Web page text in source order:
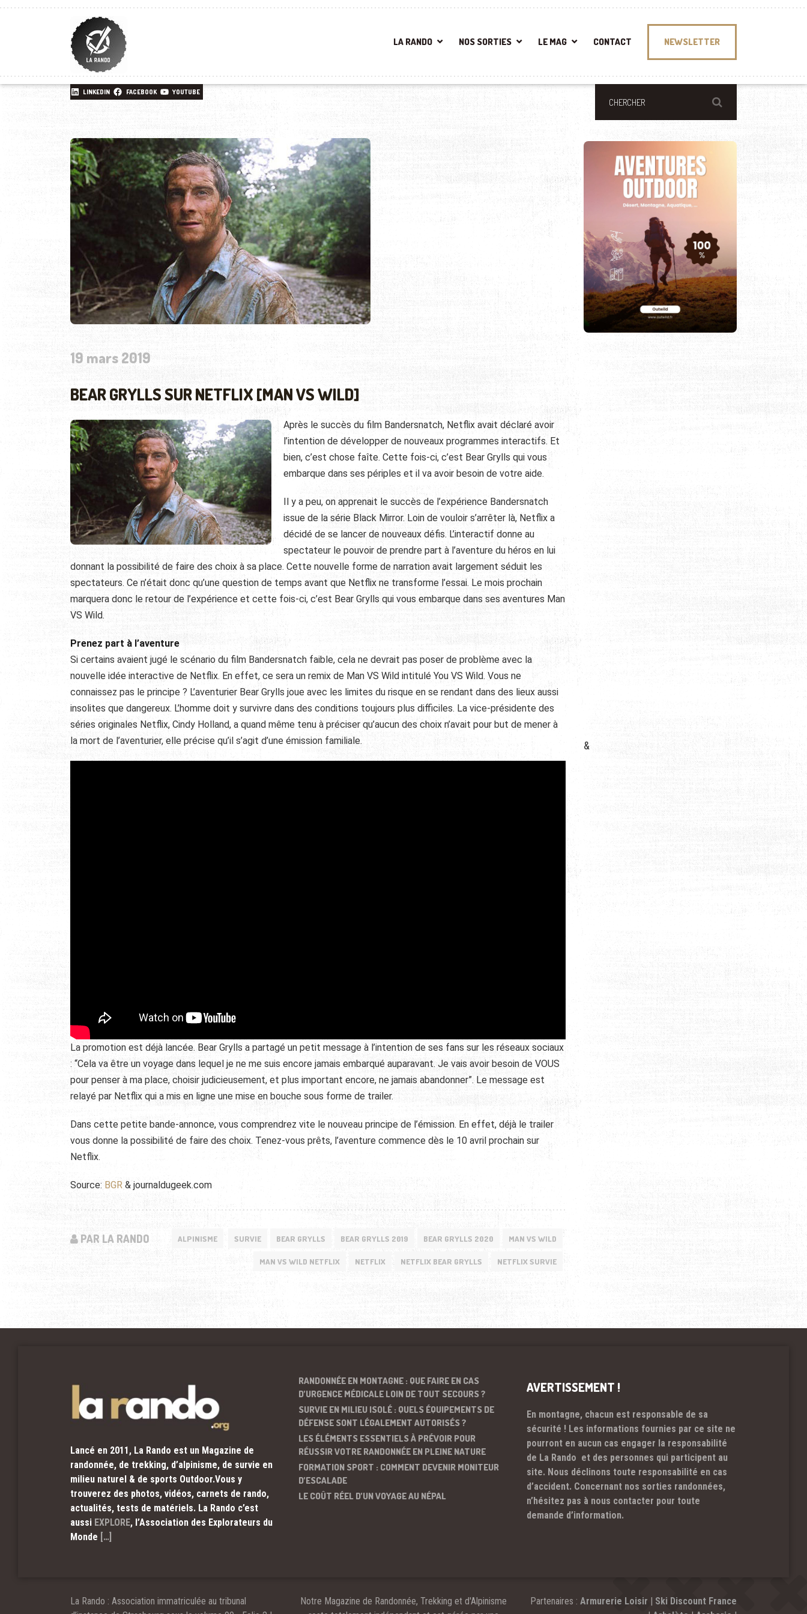
LA RANDO NOS SORTIES LE MAG CONTACT NEWSLETTER
LINKEDIN FACEBOOK YOUTUBE
19 mars 2019
BEAR GRYLLS SUR NETFLIX [MAN VS WILD]
Après le succès du film Bandersnatch, Netflix avait déclaré avoir
l’intention de développer de nouveaux programmes interactifs. Et
bien, c’est chose faîte. Cette fois-ci, c’est Bear Grylls qui vous
embarque dans ses périples et il va avoir besoin de votre aide.
Il y a peu, on apprenait le succès de l’expérience Bandersnatch
issue de la série Black Mirror. Loin de vouloir s’arrêter là, Netflix a
décidé de se lancer de nouveaux défis. L’interactif donne au
spectateur le pouvoir de prendre part à l’aventure du héros en lui
donnant la possibilité de faire des choix à sa place. Cette nouvelle forme de narration avait largement séduit les
spectateurs. Ce n’était donc qu’une question de temps avant que Netflix ne transforme l’essai. Le mois prochain
marquera donc le retour de l’expérience et cette fois-ci, c’est Bear Grylls qui vous embarque dans ses aventures Man
VS Wild.
Prenez part à l’aventure
Si certains avaient jugé le scénario du film Bandersnatch faible, cela ne devrait pas poser de problème avec la
nouvelle idée interactive de Netflix. En effet, ce sera un remix de Man VS Wild intitulé You VS Wild. Vous ne
connaissez pas le principe ? L’aventurier Bear Grylls joue avec les limites du risque en se rendant dans des lieux aussi
insolites que dangereux. L’homme doit y survivre dans des conditions toujours plus difficiles. La vice-présidente des
séries originales Netflix, Cindy Holland, a quand même tenu à préciser qu’aucun des choix n’avait pour but de mener à
la mort de l’aventurier, elle précise qu’il s’agit d’une émission familiale.
La promotion est déjà lancée. Bear Grylls a partagé un petit message à l’intention de ses fans sur les réseaux sociaux
: “Cela va être un voyage dans lequel je ne me suis encore jamais embarqué auparavant. Je vais avoir besoin de VOUS
pour penser à ma place, choisir judicieusement, et plus important encore, ne jamais abandonner”. Le message est
relayé par Netflix qui a mis en ligne une mise en bouche sous forme de trailer.
Dans cette petite bande-annonce, vous comprendrez vite le nouveau principe de l’émission. En effet, déjà le trailer
vous donne la possibilité de faire des choix. Tenez-vous prêts, l’aventure commence dès le 10 avril prochain sur
Netflix.
Source: BGR & journaldugeek.com
PAR LA RANDO ALPINISME SURVIE BEAR GRYLLS BEAR GRYLLS 2019 BEAR GRYLLS 2020 MAN VS WILD
MAN VS WILD NETFLIX NETFLIX NETFLIX BEAR GRYLLS NETFLIX SURVIE
&
Lancé en 2011, La Rando est un Magazine de
randonnée, de trekking, d’alpinisme, de survie en
milieu naturel & de sports Outdoor.Vous y
trouverez des photos, vidéos, carnets de rando,
actualités, tests de matériels. La Rando c’est
aussi EXPLORE, l’Association des Explorateurs du
Monde […]
RANDONNÉE EN MONTAGNE : QUE FAIRE EN CAS
D’URGENCE MÉDICALE LOIN DE TOUT SECOURS ?
SURVIE EN MILIEU ISOLÉ : QUELS ÉQUIPEMENTS DE
DÉFENSE SONT LÉGALEMENT AUTORISÉS ?
LES ÉLÉMENTS ESSENTIELS À PRÉVOIR POUR
RÉUSSIR VOTRE RANDONNÉE EN PLEINE NATURE
FORMATION SPORT : COMMENT DEVENIR MONITEUR
D’ESCALADE
LE COÛT RÉEL D’UN VOYAGE AU NÉPAL
AVERTISSEMENT !
En montagne, chacun est responsable de sa
sécurité ! Les informations fournies par ce site ne
pourront en aucun cas engager la responsabilité
de La Rando et des personnes qui participent au
site. Nous déclinons toute responsabilité en cas
d’accident. Concernant nos sorties randonnées,
n’hésitez pas à nous contacter pour toute
demande d’information.
La Rando : Association immatriculée au tribunal
Notre Magazine de Randonnée, Trekking et d'Alpinisme
Partenaires : Armurerie Loisir | Ski Discount France